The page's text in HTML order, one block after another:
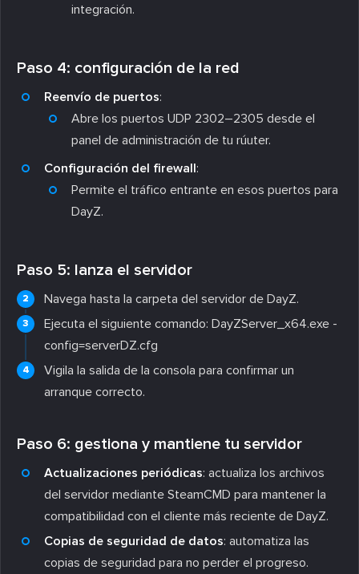
integración.
Paso 4: configuración de la red
Reenvío de puertos:
Abre los puertos UDP 2302–2305 desde el
panel de administración de tu rúuter.
Configuración del firewall:
Permite el tráfico entrante en esos puertos para
DayZ.
Paso 5: lanza el servidor
Navega hasta la carpeta del servidor de DayZ.
Ejecuta el siguiente comando: DayZServer_x64.exe -
config=serverDZ.cfg
Vigila la salida de la consola para confirmar un
arranque correcto.
Paso 6: gestiona y mantiene tu servidor
Actualizaciones periódicas: actualiza los archivos
del servidor mediante SteamCMD para mantener la
compatibilidad con el cliente más reciente de DayZ.
Copias de seguridad de datos: automatiza las
copias de seguridad para no perder el progreso.